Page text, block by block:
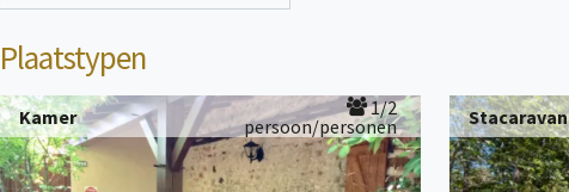
Plaatstypen
Kamer
1/2
persoon/personen
Stacaravan